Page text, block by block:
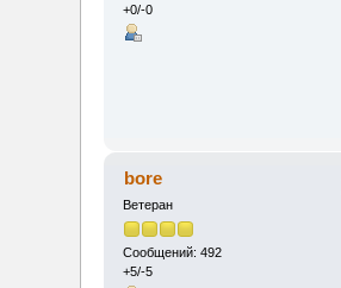
+0/-0
bore
Ветеран
Сообщений: 492
+5/-5